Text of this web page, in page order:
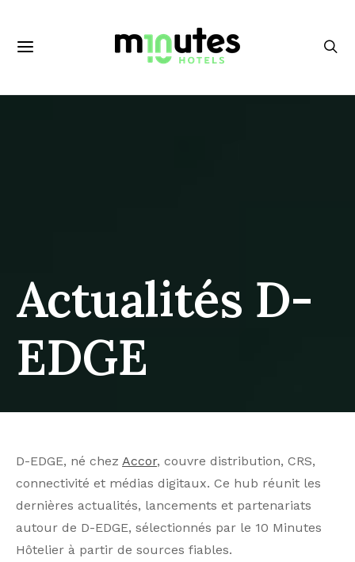
Actualités D-
EDGE
D-EDGE, né chez Accor, couvre distribution, CRS,
connectivité et médias digitaux. Ce hub réunit les
dernières actualités, lancements et partenariats
autour de D-EDGE, sélectionnés par le 10 Minutes
Hôtelier à partir de sources fiables.